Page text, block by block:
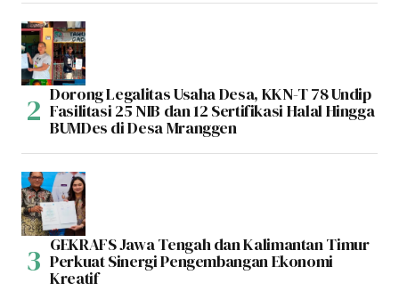
Dorong Legalitas Usaha Desa, KKN-T 78 Undip
Fasilitasi 25 NIB dan 12 Sertifikasi Halal Hingga
BUMDes di Desa Mranggen
GEKRAFS Jawa Tengah dan Kalimantan Timur
Perkuat Sinergi Pengembangan Ekonomi
Kreatif